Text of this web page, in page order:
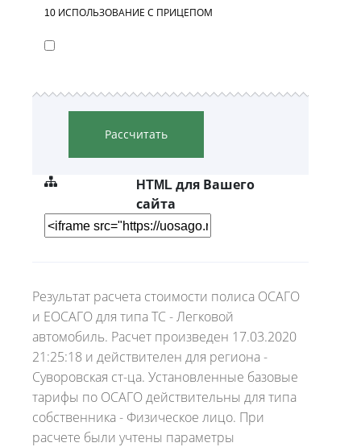
10 ИСПОЛЬЗОВАНИЕ С ПРИЦЕПОМ
Рассчитать
HTML для Вашего
сайта
Результат расчета стоимости полиса ОСАГО
и ЕОСАГО для типа ТС - Легковой
автомобиль. Расчет произведен 17.03.2020
21:25:18 и действителен для региона -
Суворовская ст-ца. Установленные базовые
тарифы по ОСАГО действительны для типа
собственника - Физическое лицо. При
расчете были учтены параметры